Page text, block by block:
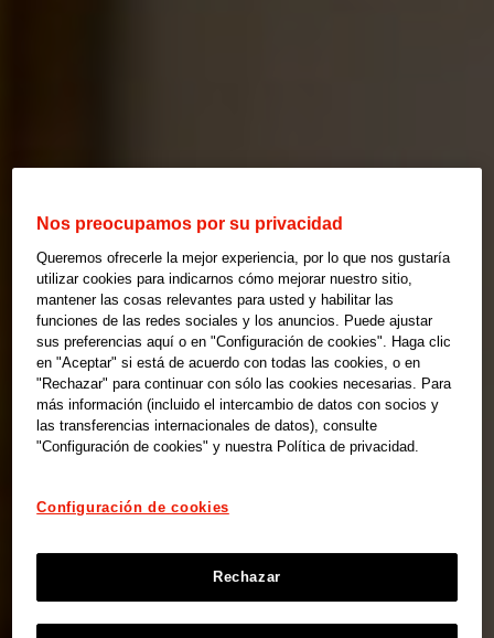
Nos preocupamos por su privacidad
Queremos ofrecerle la mejor experiencia, por lo que nos gustaría
utilizar cookies para indicarnos cómo mejorar nuestro sitio,
mantener las cosas relevantes para usted y habilitar las
funciones de las redes sociales y los anuncios. Puede ajustar
sus preferencias aquí o en "Configuración de cookies". Haga clic
en "Aceptar" si está de acuerdo con todas las cookies, o en
"Rechazar" para continuar con sólo las cookies necesarias. Para
más información (incluido el intercambio de datos con socios y
las transferencias internacionales de datos), consulte
"Configuración de cookies" y nuestra Política de privacidad.
Configuración de cookies
Rechazar